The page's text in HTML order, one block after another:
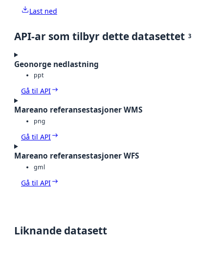
Last ned
API-ar som tilbyr dette datasettet 3
Geonorge nedlastning
ppt
Gå til API
Mareano referansestasjoner WMS
png
Gå til API
Mareano referansestasjoner WFS
gml
Gå til API
Liknande datasett